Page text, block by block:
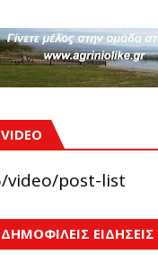
VIDEO
video/post-list
ΔΗΜΟΦΙΛΕΙΣ ΕΙΔΗΣΕΙΣ